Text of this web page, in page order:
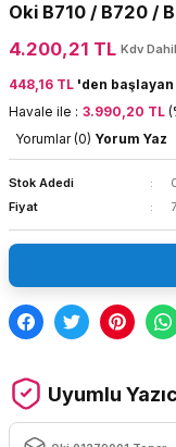
Oki B710 / B720 /
4.200,21 TL Kdv Dahil
448,16 TL 'den başlayan
Havale ile : 3.990,20 TL
Yorumlar (0) Yorum Yaz
Stok Adedi
Fiyat
Uyumlu